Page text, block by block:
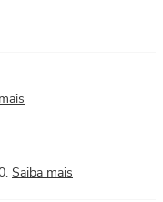
Saiba mais